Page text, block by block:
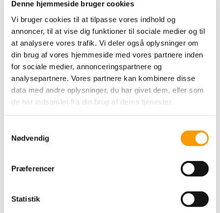
Denne hjemmeside bruger cookies
Vi bruger cookies til at tilpasse vores indhold og
annoncer, til at vise dig funktioner til sociale medier og til
at analysere vores trafik. Vi deler også oplysninger om
din brug af vores hjemmeside med vores partnere inden
for sociale medier, annonceringspartnere og
analysepartnere. Vores partnere kan kombinere disse
data med andre oplysninger, du har givet dem, eller som
de har indsamlet fra din brug af deres tjenester.
Nødvendig
Præferencer
Statistik
Green
DROPS Design
47,00 DKK
32,90 DKK
VIS PRODUKT